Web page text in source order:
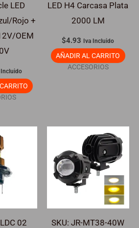
LED
Rojo +
OEM
Incluido
LED H4 Carcasa Plata
2000 LM
$4.93 Iva Incluido
AÑADIR AL CARRITO
ACCESORIOS
02
SKU: JR-MT38-40W